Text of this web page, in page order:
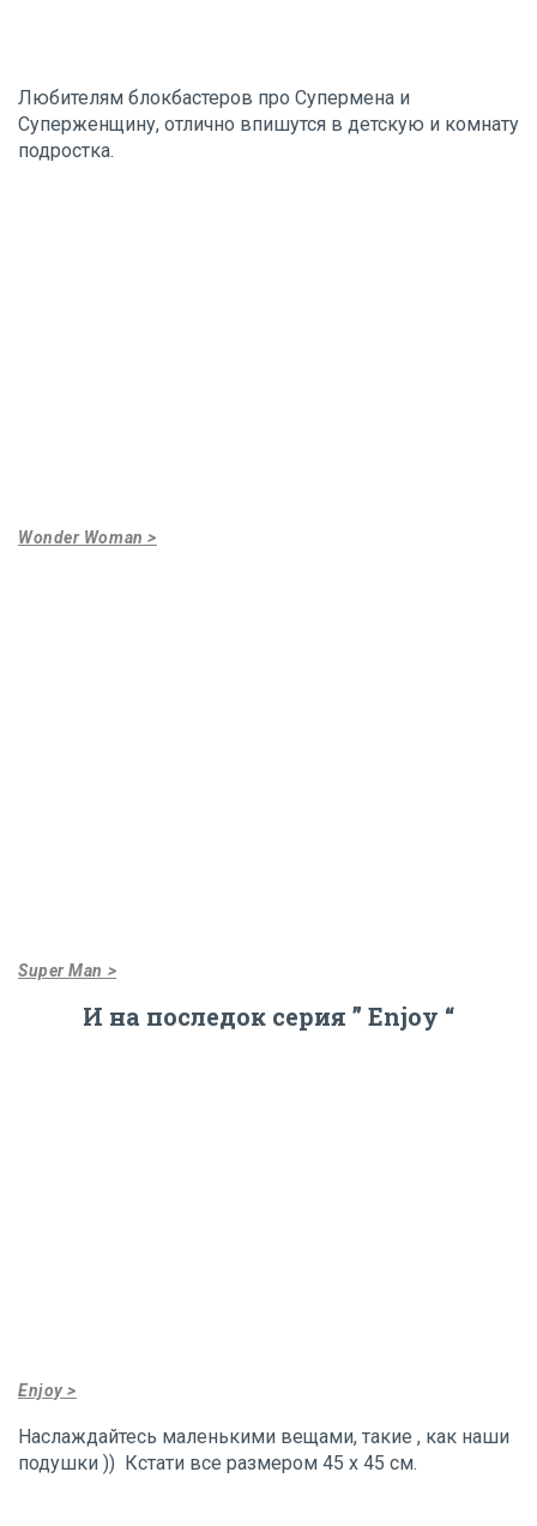
Любителям блокбастеров про Супермена и
Суперженщину, отлично впишутся в детскую и комнату
подростка.
Wonder Woman >
Super Man >
И на последок серия ” Enjoy “
Enjoy >
Наслаждайтесь маленькими вещами, такие , как наши
подушки )) Кстати все размером 45 х 45 см.